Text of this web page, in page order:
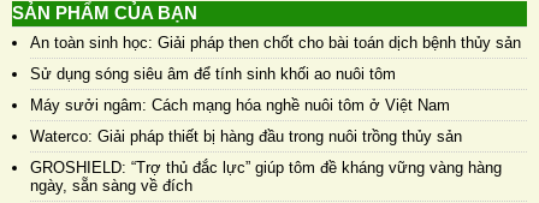
SẢN PHẨM CỦA BẠN
An toàn sinh học: Giải pháp then chốt cho bài toán dịch bệnh thủy sản
Sử dụng sóng siêu âm để tính sinh khối ao nuôi tôm
Máy sưởi ngâm: Cách mạng hóa nghề nuôi tôm ở Việt Nam
Waterco: Giải pháp thiết bị hàng đầu trong nuôi trồng thủy sản
GROSHIELD: “Trợ thủ đắc lực” giúp tôm đề kháng vững vàng hàng
ngày, sẵn sàng về đích